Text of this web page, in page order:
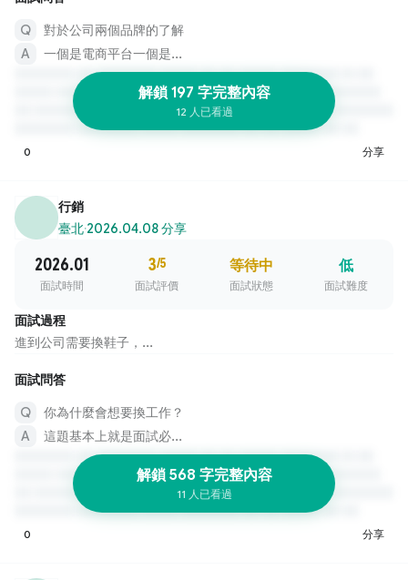
對於公司兩個品牌的了解
一個是電商平台一個是...
解鎖 197 字完整內容
12 人已看過
0 分享
行銷
臺北·2026.04.08 分享
2026.01
面試時間
3/5
面試評價
等待中
面試狀態
低
面試難度
面試過程
進到公司需要換鞋子，...
面試問答
你為什麼會想要換工作？
這題基本上就是面試必...
解鎖 568 字完整內容
11 人已看過
0 分享